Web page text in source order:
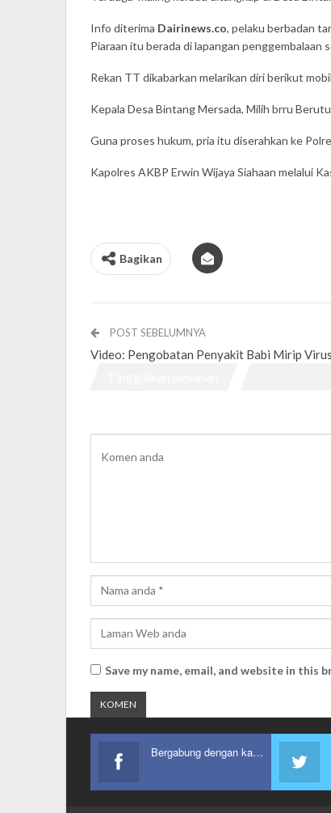
Info diterima Dairinews.co, pelaku berbadan
Piaraan itu berada di lapangan
Rekan TT dikabarkan melarikan diri berikut
Kepala Desa Bintang Mersada, Milih brru
Guna proses hukum, pria itu diserahkan ke
Kapolres AKBP Erwin Wijaya Siahaan melalui
Bagikan
POST SEBELUMNYA
Video: Pengobatan Penyakit Babi Mirip
Save my name, email, and website in
Bergabung dengan kami